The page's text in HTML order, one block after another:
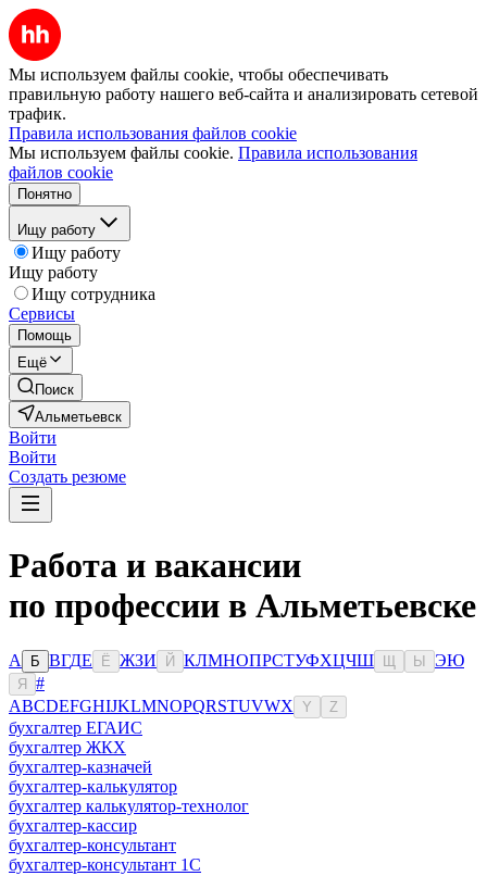
Мы используем файлы cookie, чтобы обеспечивать
правильную работу нашего веб-сайта и анализировать сетевой
трафик.
Правила использования файлов cookie
Мы используем файлы cookie. Правила использования
файлов cookie
Понятно
Ищу работу
Ищу работу
Ищу работу
Ищу сотрудника
Сервисы
Помощь
Ещё
Поиск
Альметьевск
Войти
Войти
Создать резюме
Работа и вакансии
по профессии в Альметьевске
А Б ВГДЕ Ё ЖЗИ Й КЛМНОПРСТУФХЦЧШ Ы ЭЮ
Я
#
ABCDEFGHIJKLMNOPQRSTUVWX Y Z
бухгалтер ЕГАИС
бухгалтер ЖКХ
бухгалтер-казначей
бухгалтер-калькулятор
бухгалтер калькулятор-технолог
бухгалтер-кассир
бухгалтер-консультант
бухгалтер-консультант 1С